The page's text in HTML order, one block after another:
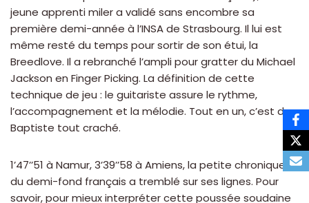
jeune apprenti miler a validé sans encombre sa
première demi-année à l’INSA de Strasbourg. Il lui est
même resté du temps pour sortir de son étui, la
Breedlove. Il a rebranché l’ampli pour gratter du Michael
Jackson en Finger Picking. La définition de cette
technique de jeu : le guitariste assure le rythme,
l’accompagnement et la mélodie. Tout en un, c’est du
Baptiste tout craché.
1’47’’51 à Namur, 3’39’’58 à Amiens, la petite chronique
du demi-fond français a tremblé sur ses lignes. Pour
savoir, pour mieux interpréter cette poussée soudaine